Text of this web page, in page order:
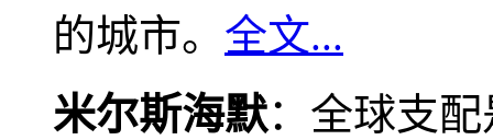
的城市。 全文...
米尔斯海默：全球支